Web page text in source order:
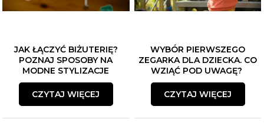
JAK ŁĄCZYĆ BIŻUTERIĘ?
POZNAJ SPOSOBY NA
MODNE STYLIZACJE
CZYTAJ WIĘCEJ
WYBÓR PIERWSZEGO
ZEGARKA DLA DZIECKA. CO
WZIĄĆ POD UWAGĘ?
CZYTAJ WIĘCEJ